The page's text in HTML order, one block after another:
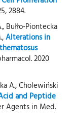
2884.
Bułło-Piontecka
Alterations in
2020
A., Cholewiński
and Peptide
Agents in Med.